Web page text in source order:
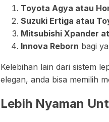
Toyota Agya atau
Suzuki Ertiga atau
Mitsubishi Xpander
Innova Reborn bagi
Kelebihan lain dari sistem
elegan, anda bisa memilih
Lebih Nyaman